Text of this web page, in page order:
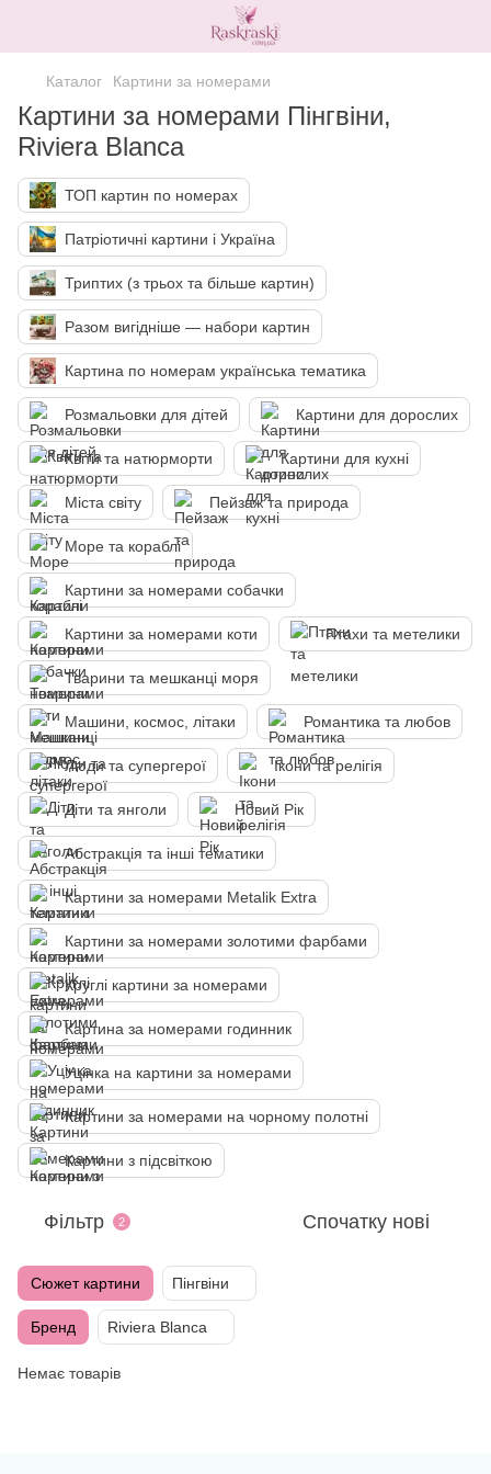
Каталог Картини за номерами
Картини за номерами Пінгвіни,
Riviera Blanca
ТОП картин по номерах
Патріотичні картини і Україна
Триптих (з трьох та більше картин)
Разом вигідніше — набори картин
Картина по номерам українська тематика
Розмальовки для дітей Картини для дорослих
Квіти та натюрморти Картини для кухні
Міста світу Пейзаж та природа
Море та кораблі
Картини за номерами собачки
Картини за номерами коти Птахи та метелики
Тварини та мешканці моря
Машини, космос, літаки Романтика та любов
Люди та супергерої Ікони та релігія
Діти та янголи Новий Рік
Абстракція та інші тематики
Картини за номерами Metalik Extra
Картини за номерами золотими фарбами
Круглі картини за номерами
Картина за номерами годинник
Уцінка на картини за номерами
Картини за номерами на чорному полотні
Картини з підсвіткою
Фільтр 2 Спочатку нові
Сюжет картини Пінгвіни
Бренд Riviera Blanca
Немає товарів